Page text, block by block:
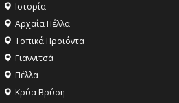
Ιστορία
Αρχαία Πέλλα
Τοπικά Προϊόντα
Γιαννιτσά
Πέλλα
Κρύα Βρύση